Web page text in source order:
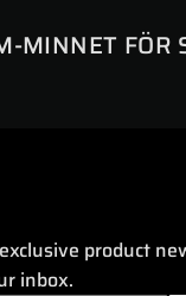
MINNET FÖR
product
inbox.